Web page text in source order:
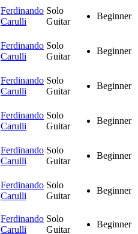
Ferdinando
Carulli
Solo
Guitar
Beginner
Ferdinando
Carulli
Solo
Guitar
Beginner
Ferdinando
Carulli
Solo
Guitar
Beginner
Ferdinando
Carulli
Solo
Guitar
Beginner
Ferdinando
Carulli
Solo
Guitar
Beginner
Ferdinando
Carulli
Solo
Guitar
Beginner
Ferdinando
Carulli
Solo
Guitar
Beginner